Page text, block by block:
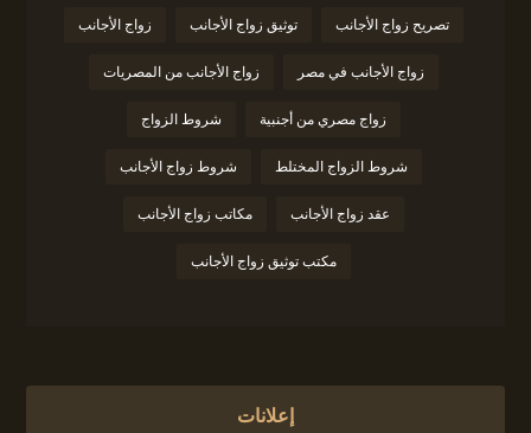
تصريح زواج الأجانب توثيق زواج الأجانب زواج الأجانب
زواج الأجانب في مصر زواج الأجانب من المصريات
زواج مصري من أجنبية شروط الزواج
شروط الزواج المختلط شروط زواج الأجانب
عقد زواج الأجانب مكاتب زواج الأجانب
مكتب توثيق زواج الأجانب
إعلانات